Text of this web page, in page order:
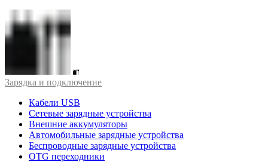
Зарядка и подключение
Кабели USB
Сетевые зарядные устройства
Внешние аккумуляторы
Автомобильные зарядные устройства
Беспроводные зарядные устройства
OTG переходники